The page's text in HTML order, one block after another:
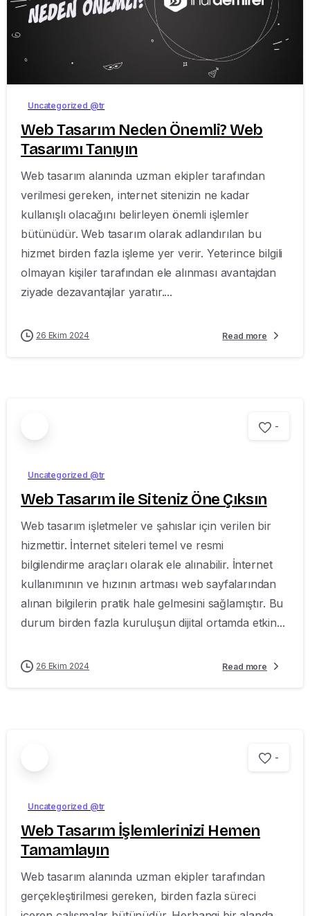
Uncategorized @tr
Web Tasarım Neden Önemli? Web
Tasarımı Tanıyın
Web tasarım alanında uzman ekipler tarafından
verilmesi gereken, internet sitenizin ne kadar
kullanışlı olacağını belirleyen önemli işlemler
bütünüdür. Web tasarım olarak adlandırılan bu
hizmet birden fazla işleme yer verir. Yeterince bilgili
olmayan kişiler tarafından ele alınması avantajdan
ziyade dezavantajlar yaratır....
26 Ekim 2024 Read more
-
Uncategorized @tr
Web Tasarım ile Siteniz Öne Çıksın
Web tasarım işletmeler ve şahıslar için verilen bir
hizmettir. İnternet siteleri temel ve resmi
bilgilendirme araçları olarak ele alınabilir. İnternet
kullanımının ve hızının artması web sayfalarından
alınan bilgilerin pratik hale gelmesini sağlamıştır. Bu
durum birden fazla kuruluşun dijital ortamda etkin...
26 Ekim 2024 Read more
-
Uncategorized @tr
Web Tasarım İşlemlerinizi Hemen
Tamamlayın
Web tasarım alanında uzman ekipler tarafından
gerçekleştirilmesi gereken, birden fazla süreci